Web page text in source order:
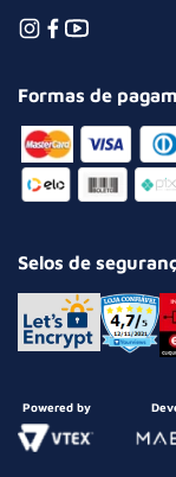
Formas de
Selos de
Powered by